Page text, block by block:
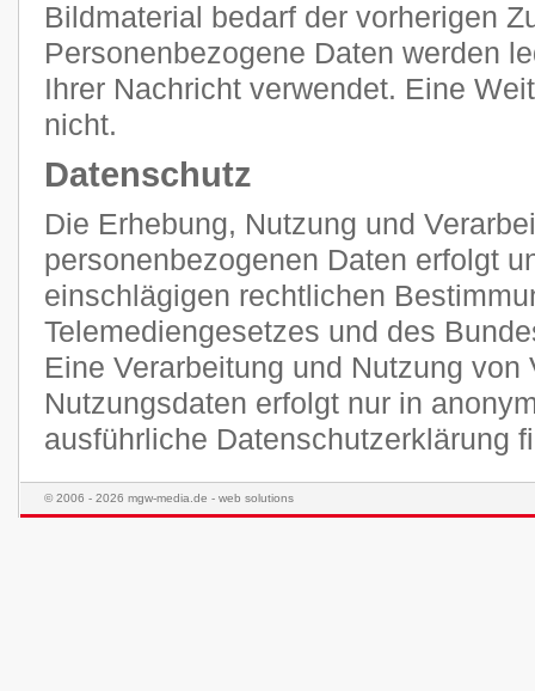
Bildmaterial bedarf der vorherigen
Personenbezogene Daten werden
Ihrer Nachricht verwendet. Eine
nicht.
Datenschutz
Die Erhebung, Nutzung und
personenbezogenen Daten erfolgt
einschlägigen rechtlichen
Telemediengesetzes und des
Eine Verarbeitung und Nutzung von
Nutzungsdaten erfolgt nur in
ausführliche Datenschutzerklärung
© 2006 - 2026 mgw-media.de - web solutions